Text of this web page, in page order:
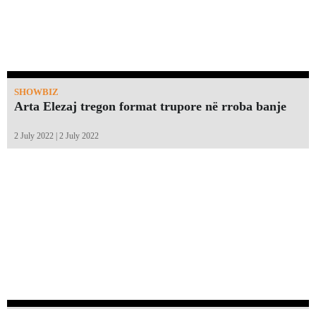
SHOWBIZ
Arta Elezaj tregon format trupore në rroba banje
2 July 2022 | 2 July 2022